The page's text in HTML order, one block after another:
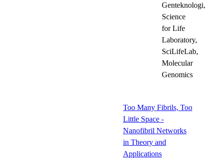
Genteknologi,
Science
for Life
Laboratory,
SciLifeLab,
Molecular
Genomics
Too Many Fibrils, Too
Little Space -
Nanofibril Networks
in Theory and
Applications